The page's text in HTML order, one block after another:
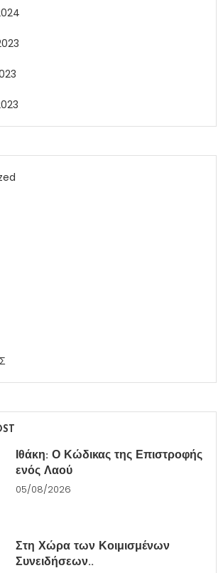
Ιθάκη: Ο Κώδικας της Επιστροφής
ενός Λαού
05/08/2026
Στη Χώρα των Κοιμισμένων
Συνειδήσεων..